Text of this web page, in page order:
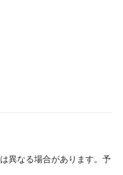
異なる場合があります。予